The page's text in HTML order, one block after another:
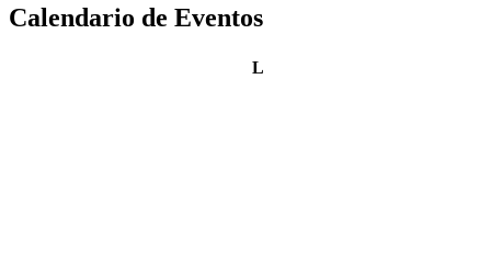
Calendario de Eventos
Llunes